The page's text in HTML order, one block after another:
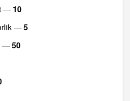
— 10
—5
—50